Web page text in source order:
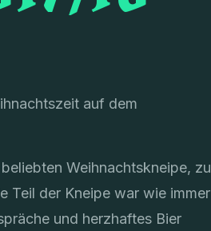
auf dem
Weihnachtskneipe, zu
Teil der Kneipe war wie immer
und herzhaftes Bier